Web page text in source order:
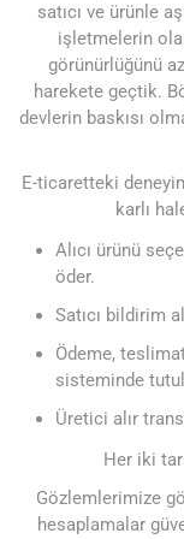
satıcı ve ürünle
işletmelerin
görünürlüğünü
harekete geçtik.
devlerin baskısı
E-ticaretteki
karlı
Alıcı ürünü
öder.
Satıcı bildirim
Ödeme,
sisteminde
Üretici alır
Her iki
Gözlemlerimize
hesaplamalar